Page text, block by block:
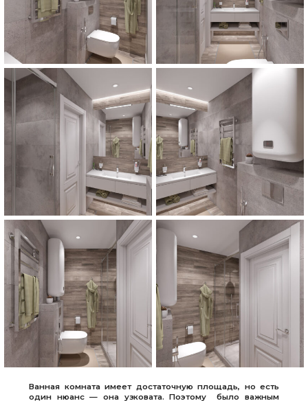
Ванная комната имеет достаточную площадь, но есть
один нюанс — она узковата. Поэтому было важным